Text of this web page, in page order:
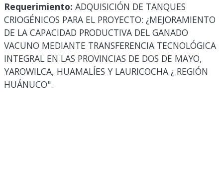
Requerimiento: ADQUISICIÓN DE TANQUES
CRIOGÉNICOS PARA EL PROYECTO: ¿MEJORAMIENTO
DE LA CAPACIDAD PRODUCTIVA DEL GANADO
VACUNO MEDIANTE TRANSFERENCIA TECNOLÓGICA
INTEGRAL EN LAS PROVINCIAS DE DOS DE MAYO,
YAROWILCA, HUAMALÍES Y LAURICOCHA ¿ REGIÓN
HUÁNUCO".